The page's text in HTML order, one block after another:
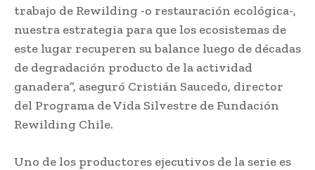
trabajo de Rewilding -o restauración ecológica-,
nuestra estrategia para que los ecosistemas de
este lugar recuperen su balance luego de décadas
de degradación producto de la actividad
ganadera”, aseguró Cristián Saucedo, director
del Programa de Vida Silvestre de Fundación
Rewilding Chile.
Uno de los productores ejecutivos de la serie es